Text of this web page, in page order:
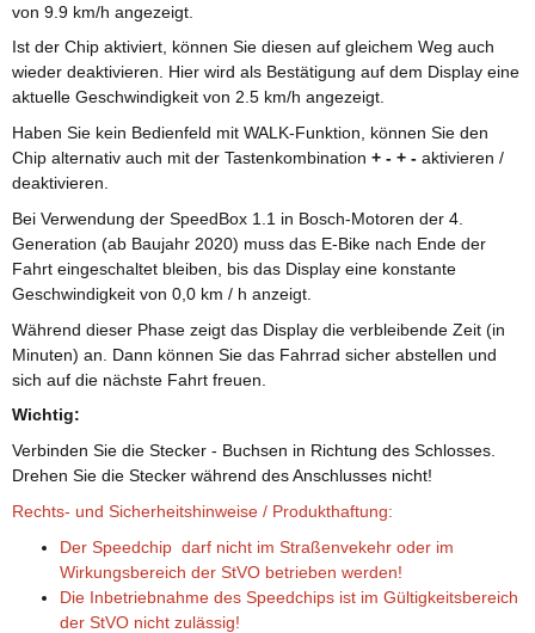
von 9.9 km/h angezeigt.
Ist der Chip aktiviert, können Sie diesen auf gleichem Weg auch
wieder deaktivieren. Hier wird als Bestätigung auf dem Display eine
aktuelle Geschwindigkeit von 2.5 km/h angezeigt.
Haben Sie kein Bedienfeld mit WALK-Funktion, können Sie den
Chip alternativ auch mit der Tastenkombination + - + - aktivieren /
deaktivieren.
Bei Verwendung der SpeedBox 1.1 in Bosch-Motoren der 4.
Generation (ab Baujahr 2020) muss das E-Bike nach Ende der
Fahrt eingeschaltet bleiben, bis das Display eine konstante
Geschwindigkeit von 0,0 km / h anzeigt.
Während dieser Phase zeigt das Display die verbleibende Zeit (in
Minuten) an. Dann können Sie das Fahrrad sicher abstellen und
sich auf die nächste Fahrt freuen.
Wichtig:
Verbinden Sie die Stecker - Buchsen in Richtung des Schlosses.
Drehen Sie die Stecker während des Anschlusses nicht!
Rechts- und Sicherheitshinweise / Produkthaftung:
Der Speedchip darf nicht im Straßenvekehr oder im
Wirkungsbereich der StVO betrieben werden!
Die Inbetriebnahme des Speedchips ist im Gültigkeitsbereich
der StVO nicht zulässig!